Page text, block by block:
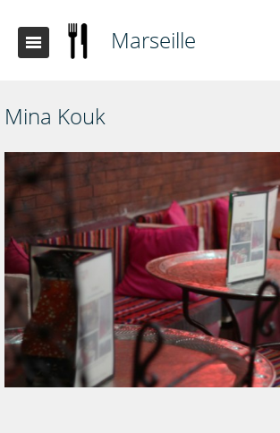
Marseille
Mina Kouk